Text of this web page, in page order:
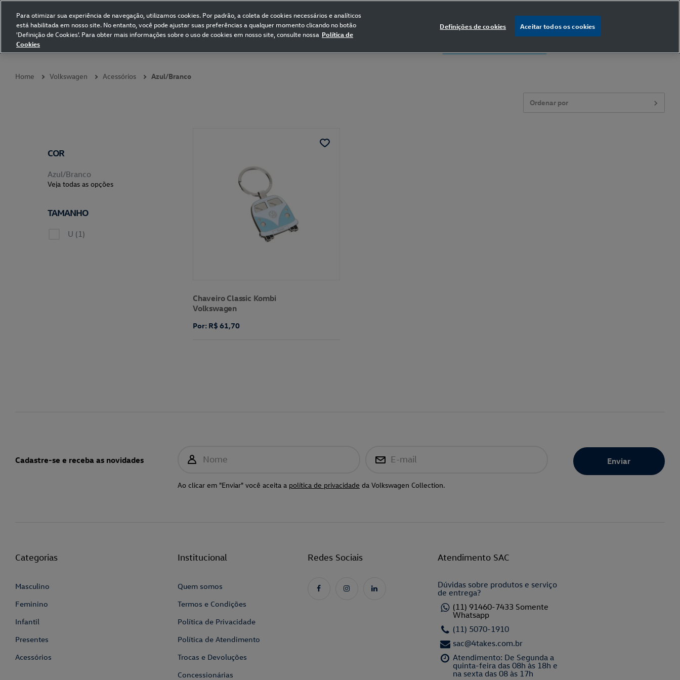
Volkswagen Collection
Coleções
Home Volkswagen Acessórios Azul/Branco
Ordenar por
COR
Azul/Branco
Veja todas as opções
TAMANHO
U (1)
Chaveiro Classic Kombi
Volkswagen
Por: R$ 61,70
Cadastre-se e receba as novidades Nome E-mail
Ao clicar em "Enviar" você aceita a política de privacidade da Volkswagen Collection.
Categorias
Masculino
Feminino
Infantil
Presentes
Acessórios
Institucional
Quem somos
Termos e Condições
Política de Privacidade
Política de Atendimento
Trocas e Devoluções
Concessionárias
Redes Sociais Atendimento SAC
Dúvidas sobre produtos e serviço
de entrega?
(11) 91460-7433 Somente
Whatsapp
(11) 5070-1910
sac@4takes.com.br
Atendimento: De Segunda a
quinta-feira das 08h às 18h e
na sexta das 08 às 17h
Para otimizar sua experiência de navegação, utilizamos cookies. Por padrão, a coleta de cookies necessários e analíticos
está habilitada em nosso site. No entanto, você pode ajustar suas preferências a qualquer momento clicando no botão
'Definição de Cookies'. Para obter mais informações sobre o uso de cookies em nosso site, consulte nossa Política de
Cookies
Definições de cookies Aceitar todos os cookies